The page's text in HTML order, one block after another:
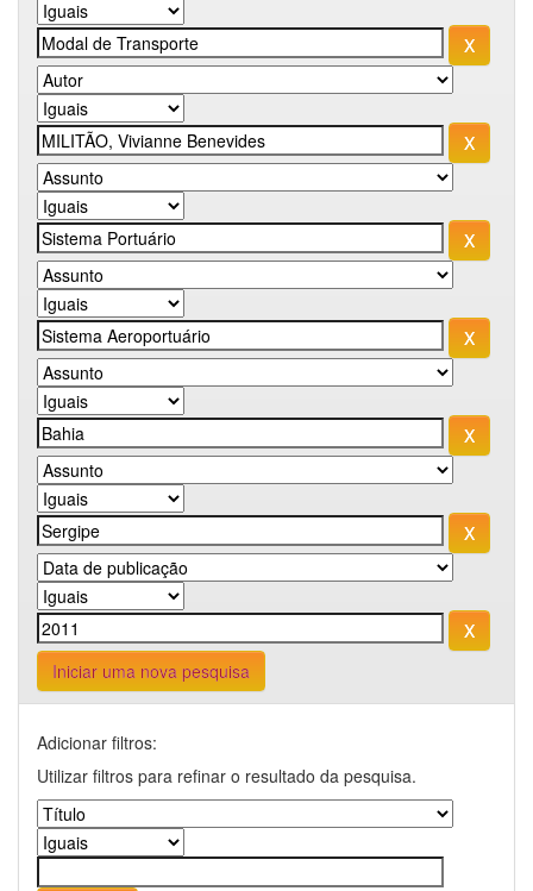
Iniciar uma nova pesquisa
Adicionar filtros:
Utilizar filtros para refinar o resultado da pesquisa.